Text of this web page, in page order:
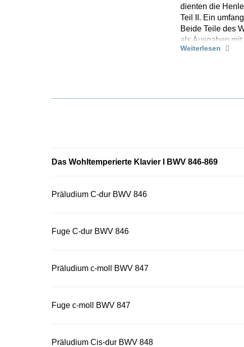
dienten die
Teil II. Ein
Beide Teile des
als Ausgaben
Fingersatz (HN
Weiterlesen
Das Wohltemperierte Klavier I BWV 846-869
Präludium C-dur BWV 846
Fuge C-dur BWV 846
Präludium c-moll BWV 847
Fuge c-moll BWV 847
Präludium Cis-dur BWV 848